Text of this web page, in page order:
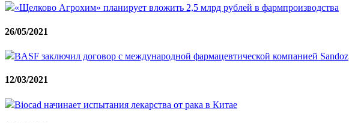
«Щелково Агрохим» планирует вложить 2,5 млрд рублей в фармпроизводства
26/05/2021
BASF заключил договор с международной фармацевтической компанией Sandoz
12/03/2021
Biocad начинает испытания лекарства от рака в Китае